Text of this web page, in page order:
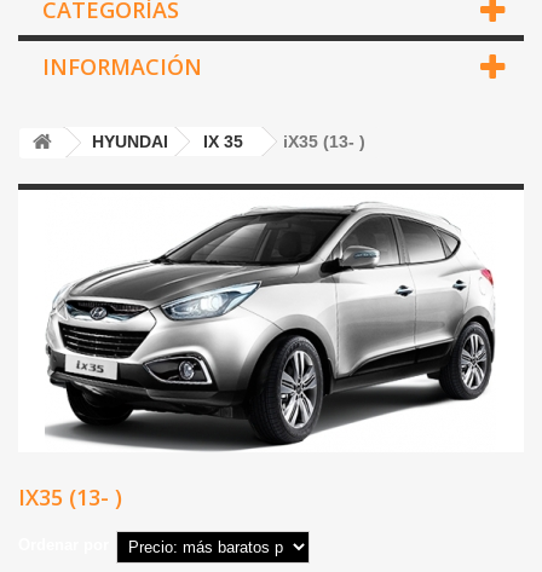
CATEGORÍAS
INFORMACIÓN
HYUNDAI IX 35 iX35 (13- )
IX35 (13- )